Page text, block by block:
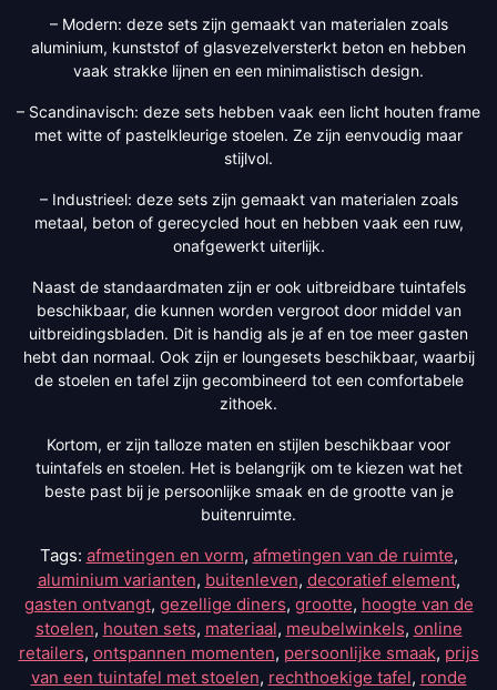
– Modern: deze sets zijn gemaakt van materialen zoals
aluminium, kunststof of glasvezelversterkt beton en hebben
vaak strakke lijnen en een minimalistisch design.
– Scandinavisch: deze sets hebben vaak een licht houten frame
met witte of pastelkleurige stoelen. Ze zijn eenvoudig maar
stijlvol.
– Industrieel: deze sets zijn gemaakt van materialen zoals
metaal, beton of gerecycled hout en hebben vaak een ruw,
onafgewerkt uiterlijk.
Naast de standaardmaten zijn er ook uitbreidbare tuintafels
beschikbaar, die kunnen worden vergroot door middel van
uitbreidingsbladen. Dit is handig als je af en toe meer gasten
hebt dan normaal. Ook zijn er loungesets beschikbaar, waarbij
de stoelen en tafel zijn gecombineerd tot een comfortabele
zithoek.
Kortom, er zijn talloze maten en stijlen beschikbaar voor
tuintafels en stoelen. Het is belangrijk om te kiezen wat het
beste past bij je persoonlijke smaak en de grootte van je
buitenruimte.
Tags: afmetingen en vorm, afmetingen van de ruimte,
aluminium varianten, buitenleven, decoratief element,
gasten ontvangt, gezellige diners, grootte, hoogte van de
stoelen, houten sets, materiaal, meubelwinkels, online
retailers, ontspannen momenten, persoonlijke smaak, prijs
van een tuintafel met stoelen, rechthoekige tafel, ronde